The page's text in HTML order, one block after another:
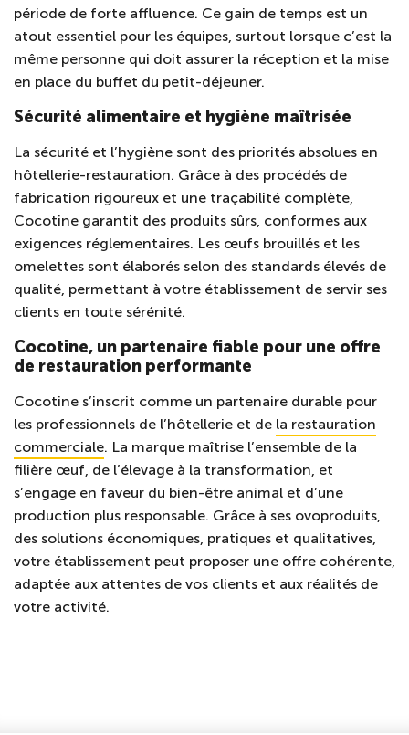
période de forte affluence. Ce gain de temps est un
atout essentiel pour les équipes, surtout lorsque c’est la
même personne qui doit assurer la réception et la mise
en place du buffet du petit-déjeuner.
Sécurité alimentaire et hygiène maîtrisée
La sécurité et l’hygiène sont des priorités absolues en
hôtellerie-restauration. Grâce à des procédés de
fabrication rigoureux et une traçabilité complète,
Cocotine garantit des produits sûrs, conformes aux
exigences réglementaires. Les œufs brouillés et les
omelettes sont élaborés selon des standards élevés de
qualité, permettant à votre établissement de servir ses
clients en toute sérénité.
Cocotine, un partenaire fiable pour une offre
de restauration performante
Cocotine s’inscrit comme un partenaire durable pour
les professionnels de l’hôtellerie et de la restauration
commerciale. La marque maîtrise l’ensemble de la
filière œuf, de l’élevage à la transformation, et
s’engage en faveur du bien-être animal et d’une
production plus responsable. Grâce à ses ovoproduits,
des solutions économiques, pratiques et qualitatives,
votre établissement peut proposer une offre cohérente,
adaptée aux attentes de vos clients et aux réalités de
votre activité.